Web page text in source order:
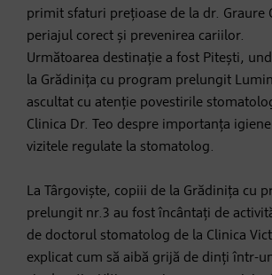
primit sfaturi prețioase de la dr. Graure
periajul corect și prevenirea cariilor.
Următoarea destinație a fost Pitești,
la Grădinița cu program prelungit
ascultat cu atenție povestirile
Clinica Dr. Teo despre importanța
vizitele regulate la stomatolog.
La Târgoviște, copiii de la Grădinița cu
prelungit nr.3 au fost încântați de
de doctorul stomatolog de la Clinica
explicat cum să aibă grijă de dinți într-